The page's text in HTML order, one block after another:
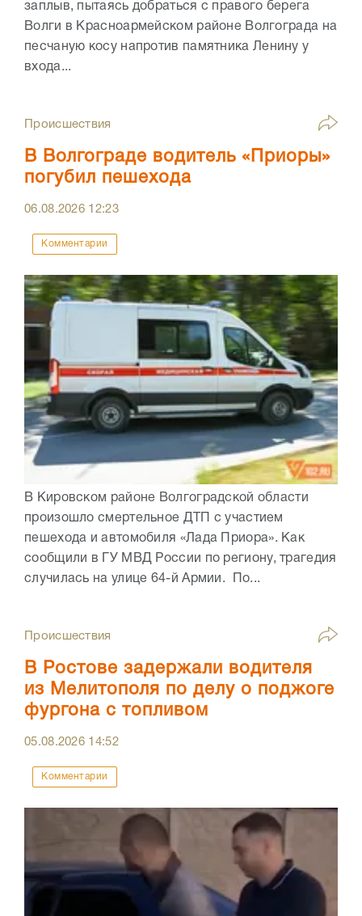
заплыв, пытаясь добраться с правого берега
Волги в Красноармейском районе Волгограда на
песчаную косу напротив памятника Ленину у
входа...
Происшествия
В Волгограде водитель «Приоры»
погубил пешехода
06.08.2026 12:23
Комментарии
В Кировском районе Волгоградской области
произошло смертельное ДТП с участием
пешехода и автомобиля «Лада Приора». Как
сообщили в ГУ МВД России по региону, трагедия
случилась на улице 64-й Армии. По...
Происшествия
В Ростове задержали водителя
из Мелитополя по делу о поджоге
фургона с топливом
05.08.2026 14:52
Комментарии